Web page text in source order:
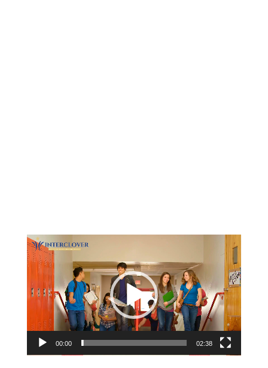
Видеоплеер
00:00 02:38